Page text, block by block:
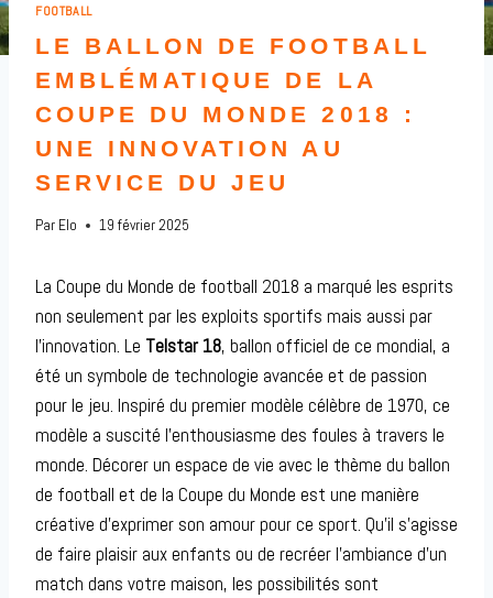
FOOTBALL
LE BALLON DE FOOTBALL
EMBLÉMATIQUE DE LA
COUPE DU MONDE 2018 :
UNE INNOVATION AU
SERVICE DU JEU
Par Elo 19 février 2025
La Coupe du Monde de football 2018 a marqué les esprits
non seulement par les exploits sportifs mais aussi par
l’innovation. Le Telstar 18, ballon officiel de ce mondial, a
été un symbole de technologie avancée et de passion
pour le jeu. Inspiré du premier modèle célèbre de 1970, ce
modèle a suscité l’enthousiasme des foules à travers le
monde. Décorer un espace de vie avec le thème du ballon
de football et de la Coupe du Monde est une manière
créative d’exprimer son amour pour ce sport. Qu’il s’agisse
de faire plaisir aux enfants ou de recréer l’ambiance d’un
match dans votre maison, les possibilités sont